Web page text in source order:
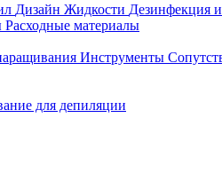
Дизайн Жидкости Дезинфекция
Расходные материалы
Инструменты
для депиляции